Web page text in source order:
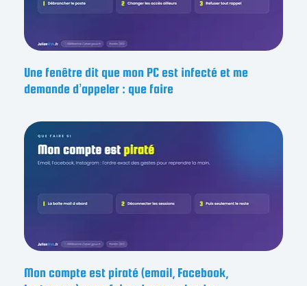
Une fenêtre dit que mon PC est infecté et me
demande d’appeler : que faire
Mon compte est piraté (email, Facebook,